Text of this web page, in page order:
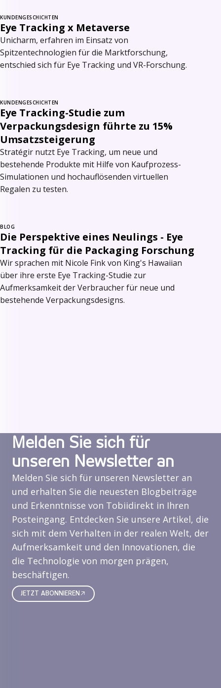
KUNDENGESCHICHTEN
Eye Tracking x Metaverse
Unicharm, erfahren im Einsatz von
Spitzentechnologien für die Marktforschung,
entschied sich für Eye Tracking und VR-Forschung.
KUNDENGESCHICHTEN
Eye Tracking-Studie zum
Verpackungsdesign führte zu 15%
Umsatzsteigerung
Stratégir nutzt Eye Tracking, um neue und
bestehende Produkte mit Hilfe von Kaufprozess-
Simulationen und hochauflösenden virtuellen
Regalen zu testen.
BLOG
Die Perspektive eines Neulings - Eye
Tracking für die Packaging Forschung
Wir sprachen mit Nicole Fink von King's Hawaiian
über ihre erste Eye Tracking-Studie zur
Aufmerksamkeit der Verbraucher für neue und
bestehende Verpackungsdesigns.
Melden Sie sich für
unseren Newsletter an
Melden Sie sich für unseren Newsletter an
und erhalten Sie die neuesten Blogbeiträge
und Erkenntnisse von Tobiidirekt in Ihren
Posteingang. Entdecken Sie unsere Artikel, die
sich mit dem Verhalten in der realen Welt, der
Aufmerksamkeit und den Innovationen, die
die Technologie von morgen prägen,
beschäftigen.
JETZT ABONNIEREN